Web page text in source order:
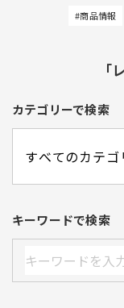
#商品情報
「
カテゴリーで検索
キーワードで検索